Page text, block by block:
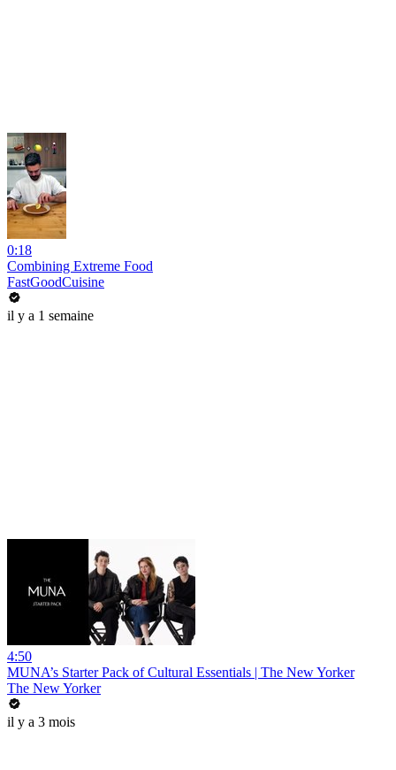
0:18
Combining Extreme Food
FastGoodCuisine
il y a 1 semaine
4:50
MUNA’s Starter Pack of Cultural Essentials | The New Yorker
The New Yorker
il y a 3 mois